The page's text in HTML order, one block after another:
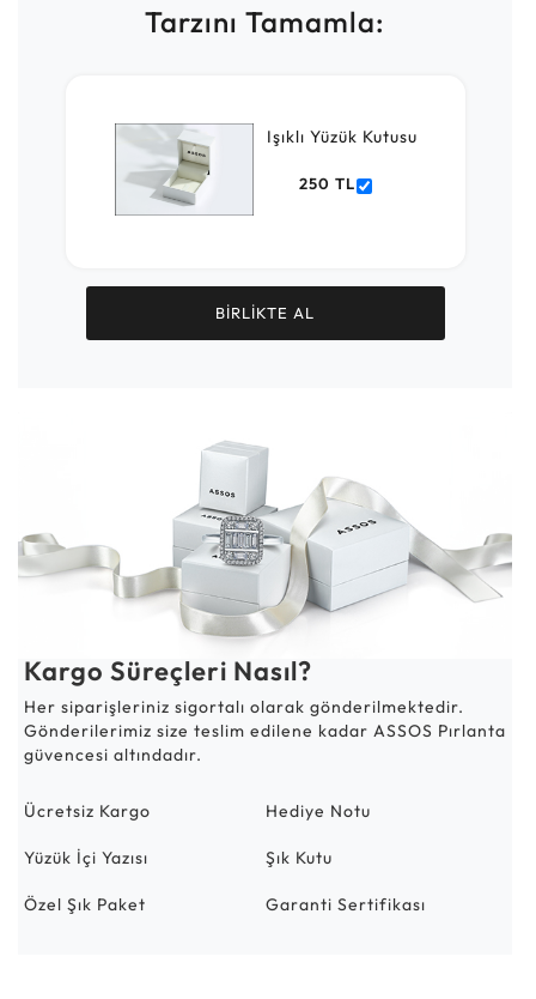
Tarzını Tamamla:
Işıklı Yüzük Kutusu
250 TL
BİRLİKTE AL
Kargo Süreçleri Nasıl?
Her siparişleriniz sigortalı olarak gönderilmektedir.
Gönderilerimiz size teslim edilene kadar ASSOS Pırlanta
güvencesi altındadır.
Ücretsiz Kargo Hediye Notu
Yüzük İçi Yazısı Şık Kutu
Özel Şık Paket Garanti Sertifikası